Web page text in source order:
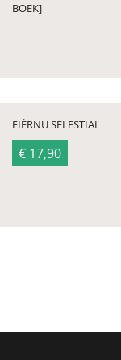
BOEK]
FIÈRNU SELESTIAL
€ 17,90